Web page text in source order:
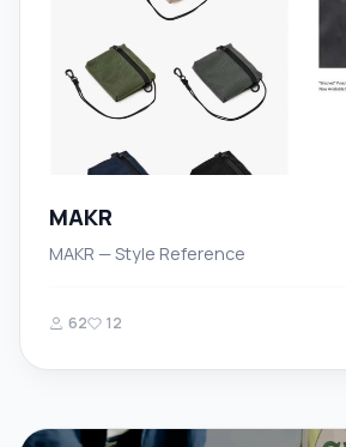
MAKR
MAKR — Style Reference
62 12